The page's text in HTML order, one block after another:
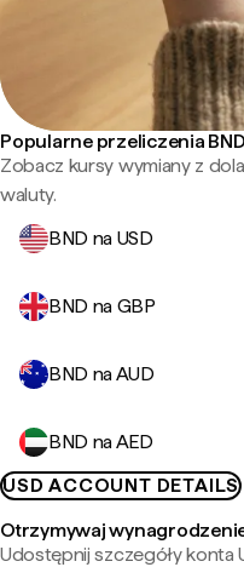
Popularne przeliczenia BND
Zobacz kursy wymiany z
waluty.
BND na USD
BND na GBP
BND na AUD
BND na AED
USD ACCOUNT DETAILS
Otrzymywaj
Udostępnij szczegóły konta